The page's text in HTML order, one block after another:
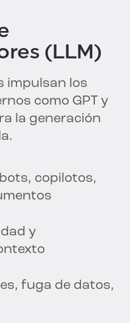
(LLM)
impulsan los
como GPT y
la generación
copilotos,
y
fuga de datos,